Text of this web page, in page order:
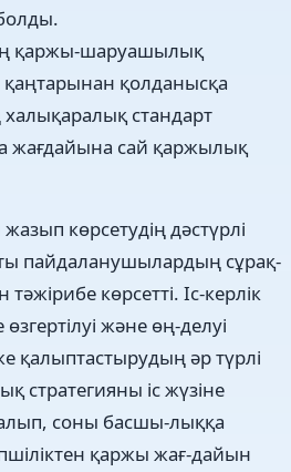
қаржы-шаруашылық
қолданысқа
стандарт
жағдайына сай қаржылық
көрсетудің дәстүрлі
пайдаланушылардың сұрақ-
көрсетті. Іс-керлік
және өң-делуі
қалыптастырудың әр түрлі
стратегияны іс жүзіне
соны басшы-лыққа
қаржы жағ-дайын